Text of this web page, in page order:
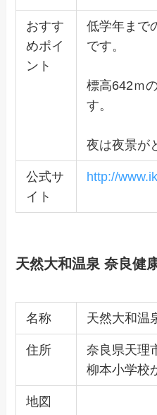
おすす
めポイ
ント
低学年まで
です。
標高642ｍ
す。
夜は夜景が
公式サ
イト
http://
天然大和温泉 奈良健
名称 天然大和
住所
奈良県天理
柳本小学校
地図